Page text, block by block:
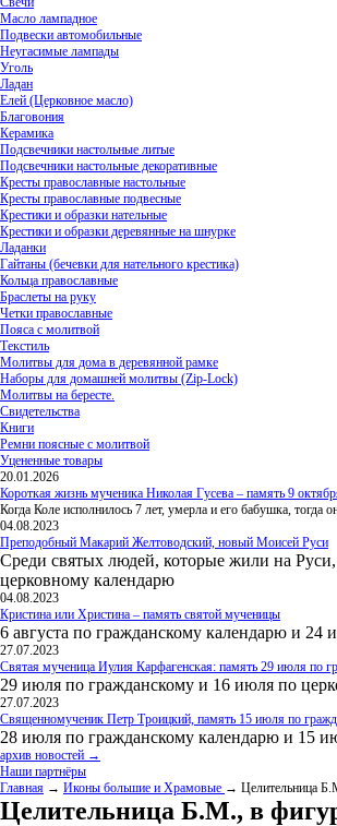
Масло лампадное
Подвески автомобильные
Неугасимые лампады
Уголь
Ладан
Елей (Церковное масло)
Благовония
Керамика
Подсвечники настольные литые
Подсвечники настольные декоративные
Кресты православные настольные
Кресты православные подвесные
Крестики и образки нательные
Крестики и образки деревянные на шнурке
Ладанки
Гайтаны (бечевки для нательного крестика)
Кольца православные
Браслеты на руку
Четки православные
Пояса с молитвой
Текстиль
Молитвы для дома в деревянной рамке
Наборы для домашней молитвы (Zip-Lock)
Молитвы на бересте.
Свидетельства
Книги
Ремни поясные с молитвой
Уцененные товары
20.01.2026
Короткая жизнь мученика Николая Гусева – память 9
Когда Коле исполнилось 7 лет, умерла и его бабушка,
04.08.2023
Преподобный Макарий Желтоводский, новый Моисей Руси
Среди святых людей, которые жили на Руси,
церковному календарю
04.08.2023
Кристина или Христина – память святой мученицы
6 августа по гражданскому календарю и
27.07.2023
Святая мученица Иулия Карфагенская: память 29 июля по
29 июля по гражданскому и 16 июля по
27.07.2023
Священномученик Петр Троицкий, память 15 июля по
28 июля по гражданскому календарю и 15
архив новостей →
Наши партнёры
Главная → Иконы большие и Храмовые → Целительница
Целительница Б.М., в